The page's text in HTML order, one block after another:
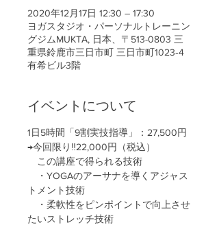
2020年12月17日 12:30 – 17:30
ヨガスタジオ・パーソナルトレーニン
グジムMUKTA, 日本、〒513-0803 三
重県鈴鹿市三日市町 三日市町1023‐4
有希ビル3階
イベントについて
1日5時間「9割実技指導」：27,500円
→今回限り‼22,000円（税込）
この講座で得られる技術
・YOGAのアーサナを導くアジャス
トメント技術
・柔軟性をピンポイントで向上させ
たいストレッチ技術